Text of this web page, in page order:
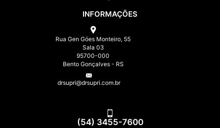
INFORMAÇÕES
Rua Gen Góes Monteiro, 55
Sala 03
95700-000
Bento Gonçalves - RS
drsupri@drsupri.com.br
(54) 3455-7600